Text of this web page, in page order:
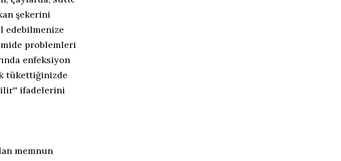
şekerini
edebilmenize
mide problemleri
enfeksiyon
tükettiğinizde
ifadelerini
memnun